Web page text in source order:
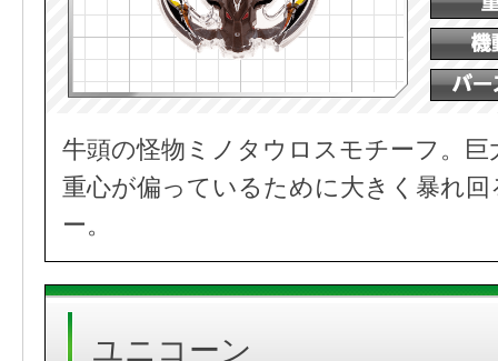
牛頭の怪物ミノタウロスモチーフ。
重心が偏っているために大きく暴れ
ー。
ユニコーン